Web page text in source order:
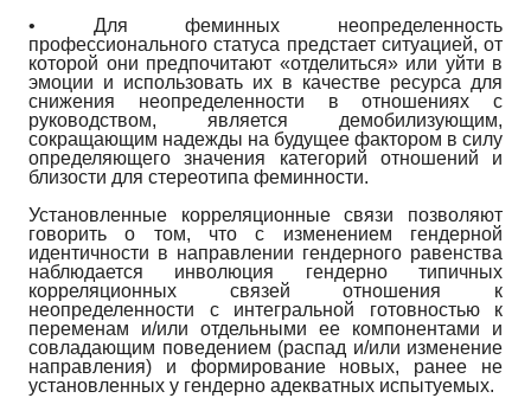
• Для феминных неопределенность
профессионального статуса предстает ситуацией, от
которой они предпочитают «отделиться» или уйти в
эмоции и использовать их в качестве ресурса для
снижения неопределенности в отношениях с
руководством, является демоби­лизующим,
сокращающим надежды на будущее фактором в силу
определяющего значения категорий отношений и
близости для стереотипа феминности.
Установленные корреляционные связи позволяют
говорить о том, что с изменением гендерной
идентичности в направлении гендерного равенства
наблюдается инволюция гендерно типичных
корреляционных связей отношения к
неопределенности с интегральной готовностью к
переменам и/или отдельными ее компонентами и
совладающим поведением (распад и/или изменение
направления) и формирование новых, ранее не
установленных у гендерно адекватных испытуемых.